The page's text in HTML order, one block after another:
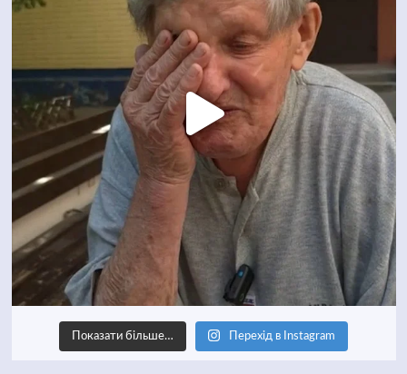
Показати більше… Перехід в Instagram